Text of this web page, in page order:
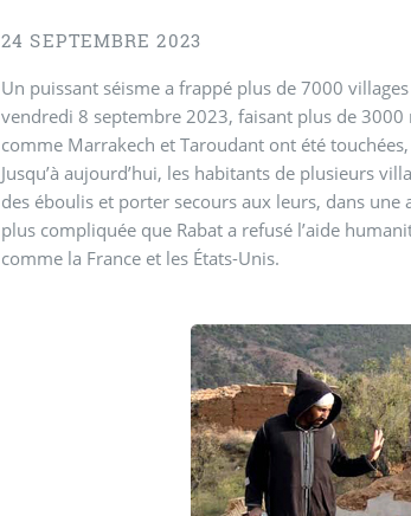
24 SEPTEMBRE 2023
Un puissant séisme a frappé plus de 7000
vendredi 8 septembre 2023, faisant plus de
comme Marrakech et Taroudant ont été
Jusqu’à aujourd’hui, les habitants de plusieurs
des éboulis et porter secours aux leurs, dans une
plus compliquée que Rabat a refusé l’aide
comme la France et les États-Unis.